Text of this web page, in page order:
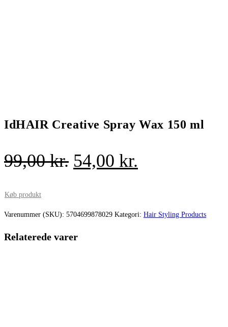
IdHAIR Creative Spray Wax 150 ml
99,00kr. Den
var:
99,00 kr..
54,00 kr.
er:
Køb produkt
Varenummer (SKU): 5704699878029 Kategori: Hair Styling Products
Relaterede varer